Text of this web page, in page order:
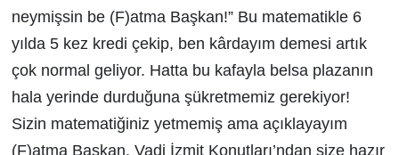
neymişsin be (F)atma Başkan!” Bu matematikle 6
yılda 5 kez kredi çekip, ben kârdayım demesi artık
çok normal geliyor. Hatta bu kafayla belsa plazanın
hala yerinde durduğuna şükretmemiz gerekiyor!
Sizin matematiğiniz yetmemiş ama açıklayayım
(F)atma Başkan, Vadi İzmit Konutları’ndan size hazır